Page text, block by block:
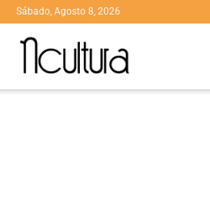
Sábado, Agosto 8, 2026